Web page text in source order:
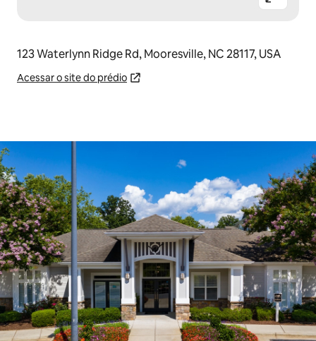
123 Waterlynn Ridge Rd, Mooresville, NC 28117, USA
Acessar o site do prédio